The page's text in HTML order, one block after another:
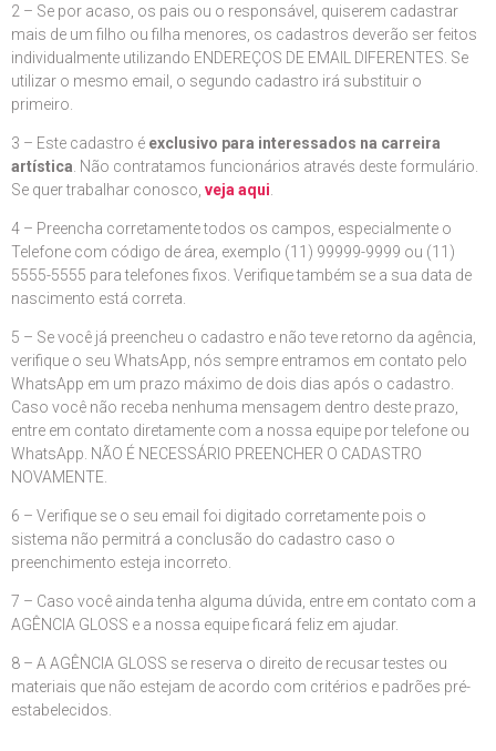
2 – Se por acaso, os pais ou o responsável, quiserem cadastrar
mais de um filho ou filha menores, os cadastros deverão ser feitos
individualmente utilizando ENDEREÇOS DE EMAIL DIFERENTES. Se
utilizar o mesmo email, o segundo cadastro irá substituir o
primeiro.
3 – Este cadastro é exclusivo para interessados na carreira
artística . Não contratamos funcionários através deste formulário.
Se quer trabalhar conosco, veja aqui
4 – Preencha corretamente todos os campos, especialmente o
Telefone com código de área, exemplo (11) 99999-9999 ou (11)
5555-5555 para telefones fixos. Verifique também se a sua data de
nascimento está correta.
5 – Se você já preencheu o cadastro e não teve retorno da agência,
verifique o seu WhatsApp, nós sempre entramos em contato pelo
WhatsApp em um prazo máximo de dois dias após o cadastro.
Caso você não receba nenhuma mensagem dentro deste prazo,
entre em contato diretamente com a nossa equipe por telefone ou
WhatsApp. NÃO É NECESSÁRIO PREENCHER O CADASTRO
NOVAMENTE.
6 – Verifique se o seu email foi digitado corretamente pois o
sistema não permitrá a conclusão do cadastro caso o
preenchimento esteja incorreto.
7 – Caso você ainda tenha alguma dúvida, entre em contato com a
AGÊNCIA GLOSS e a nossa equipe ficará feliz em ajudar.
8 – A AGÊNCIA GLOSS se reserva o direito de recusar testes ou
materiais que não estejam de acordo com critérios e padrões pré-
estabelecidos.